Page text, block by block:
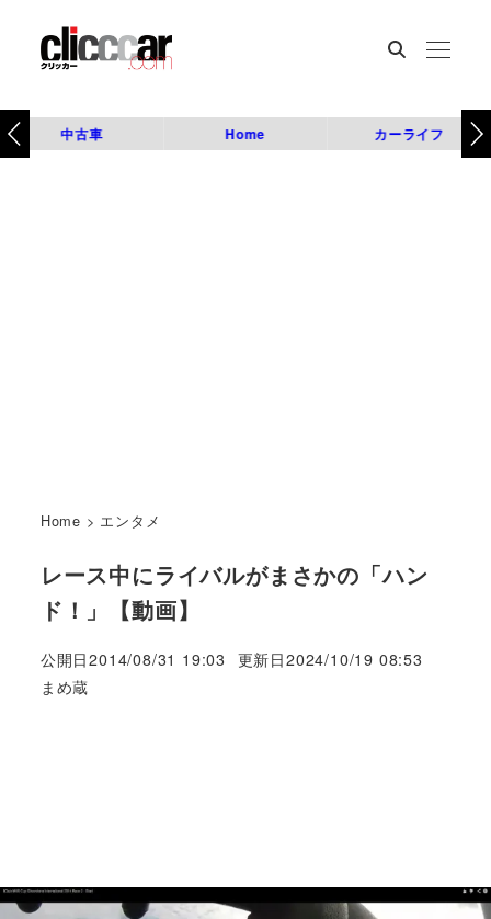
中古車 Home カーライフ
Home > エンタメ
レース中にライバルがまさかの「ハン
ド！」【動画】
公開日2014/08/31 19:03 更新日2024/10/19 08:53
著
まめ蔵